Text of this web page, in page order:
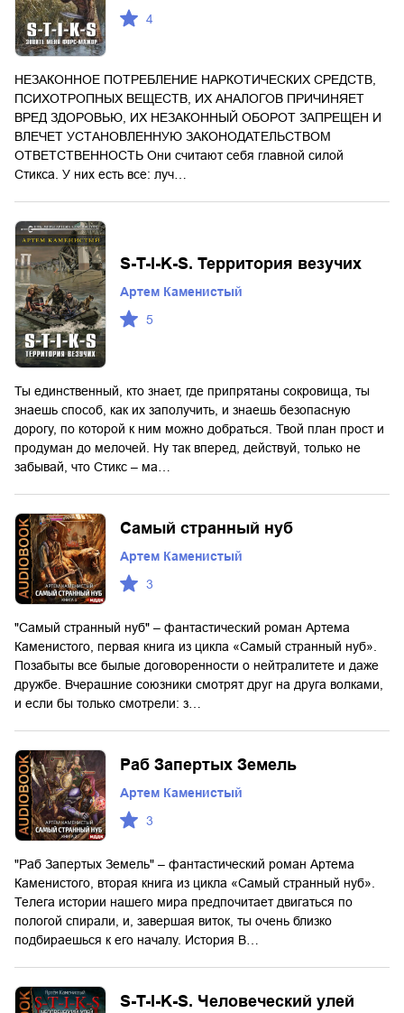
4
НЕЗАКОННОЕ ПОТРЕБЛЕНИЕ НАРКОТИЧЕСКИХ СРЕДСТВ,
ПСИХОТРОПНЫХ ВЕЩЕСТВ, ИХ АНАЛОГОВ ПРИЧИНЯЕТ
ВРЕД ЗДОРОВЬЮ, ИХ НЕЗАКОННЫЙ ОБОРОТ ЗАПРЕЩЕН И
ВЛЕЧЕТ УСТАНОВЛЕННУЮ ЗАКОНОДАТЕЛЬСТВОМ
ОТВЕТСТВЕННОСТЬ Они считают себя главной силой
Стикса. У них есть все: луч…
S-T-I-K-S. Территория везучих
Артем Каменистый
5
Ты единственный, кто знает, где припрятаны сокровища, ты
знаешь способ, как их заполучить, и знаешь безопасную
дорогу, по которой к ним можно добраться. Твой план прост и
продуман до мелочей. Ну так вперед, действуй, только не
забывай, что Стикс – ма…
Самый странный нуб
Артем Каменистый
3
"Самый странный нуб" – фантастический роман Артема
Каменистого, первая книга из цикла «Самый странный нуб».
Позабыты все былые договоренности о нейтралитете и даже
дружбе. Вчерашние союзники смотрят друг на друга волками,
и если бы только смотрели: з…
Раб Запертых Земель
Артем Каменистый
3
"Раб Запертых Земель" – фантастический роман Артема
Каменистого, вторая книга из цикла «Самый странный нуб».
Телега истории нашего мира предпочитает двигаться по
пологой спирали, и, завершая виток, ты очень близко
подбираешься к его началу. История В…
S-T-I-K-S. Человеческий улей